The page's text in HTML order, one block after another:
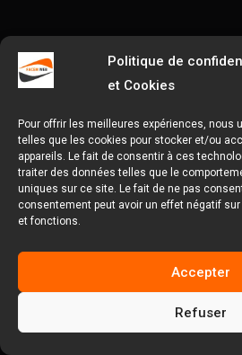
Politique de
et Cookies
Pour offrir les meilleures expériences, nous
telles que les cookies pour stocker et/ou
appareils. Le fait de consentir à ces
traiter des données telles que le
uniques sur ce site. Le fait de ne pas
consentement peut avoir un effet négatif
et fonctions.
Accepter
Refuser